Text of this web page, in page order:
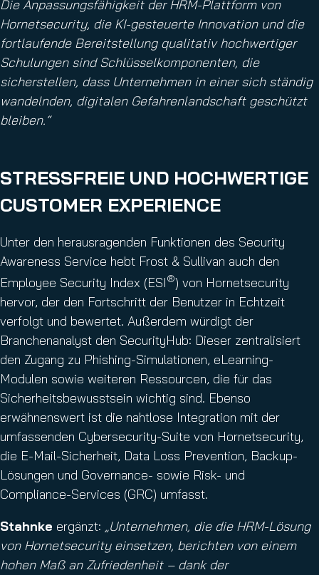
Die Anpassungsfähigkeit der HRM-Plattform von
Hornetsecurity, die KI-gesteuerte Innovation und die
fortlaufende Bereitstellung qualitativ hochwertiger
Schulungen sind Schlüsselkomponenten, die
sicherstellen, dass Unternehmen in einer sich ständig
wandelnden, digitalen Gefahrenlandschaft geschützt
bleiben.“
STRESSFREIE UND HOCHWERTIGE
CUSTOMER EXPERIENCE
Unter den herausragenden Funktionen des Security
Awareness Service hebt Frost & Sullivan auch den
Employee Security Index (ESI®) von Hornetsecurity
hervor, der den Fortschritt der Benutzer in Echtzeit
verfolgt und bewertet. Außerdem würdigt der
Branchenanalyst den SecurityHub: Dieser zentralisiert
den Zugang zu Phishing-Simulationen, eLearning-
Modulen sowie weiteren Ressourcen, die für das
Sicherheitsbewusstsein wichtig sind. Ebenso
erwähnenswert ist die nahtlose Integration mit der
umfassenden Cybersecurity-Suite von Hornetsecurity,
die E-Mail-Sicherheit, Data Loss Prevention, Backup-
Lösungen und Governance- sowie Risk- und
Compliance-Services (GRC) umfasst.
Stahnke ergänzt: „Unternehmen, die die HRM-Lösung
von Hornetsecurity einsetzen, berichten von einem
hohen Maß an Zufriedenheit – dank der